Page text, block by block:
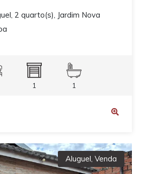
2 quarto(s), Jardim Nova
1 1
Aluguel, Venda